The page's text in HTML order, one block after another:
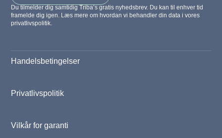
Du tilmelder dig samtidig Triba’s gratis nyhedsbrev. Du kan til enhver tid
framelde dig igen. Læs mere om hvordan vi behandler din data i vores
privatlivspolitik.
Handelsbetingelser
Privatlivspolitik
Vilkår for garanti